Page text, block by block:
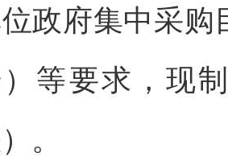
政府集中采购
等要求，现
。